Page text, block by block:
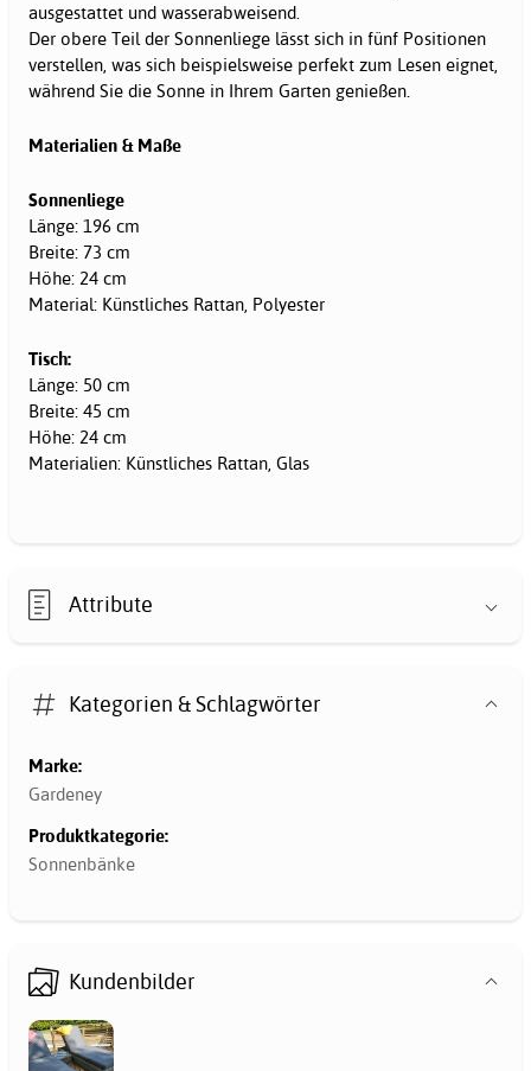
ausgestattet und wasserabweisend.
Der obere Teil der Sonnenliege lässt sich in fünf Positionen
verstellen, was sich beispielsweise perfekt zum Lesen eignet,
während Sie die Sonne in Ihrem Garten genießen.
Materialien & Maße
Sonnenliege
Länge: 196 cm
Breite: 73 cm
Höhe: 24 cm
Material: Künstliches Rattan, Polyester
Tisch:
Länge: 50 cm
Breite: 45 cm
Höhe: 24 cm
Materialien: Künstliches Rattan, Glas
Attribute
Kategorien & Schlagwörter
Marke:
Gardeney
Produktkategorie:
Sonnenbänke
Kundenbilder